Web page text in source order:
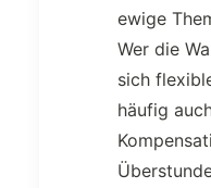
ewige
Wer die
sich
häufig